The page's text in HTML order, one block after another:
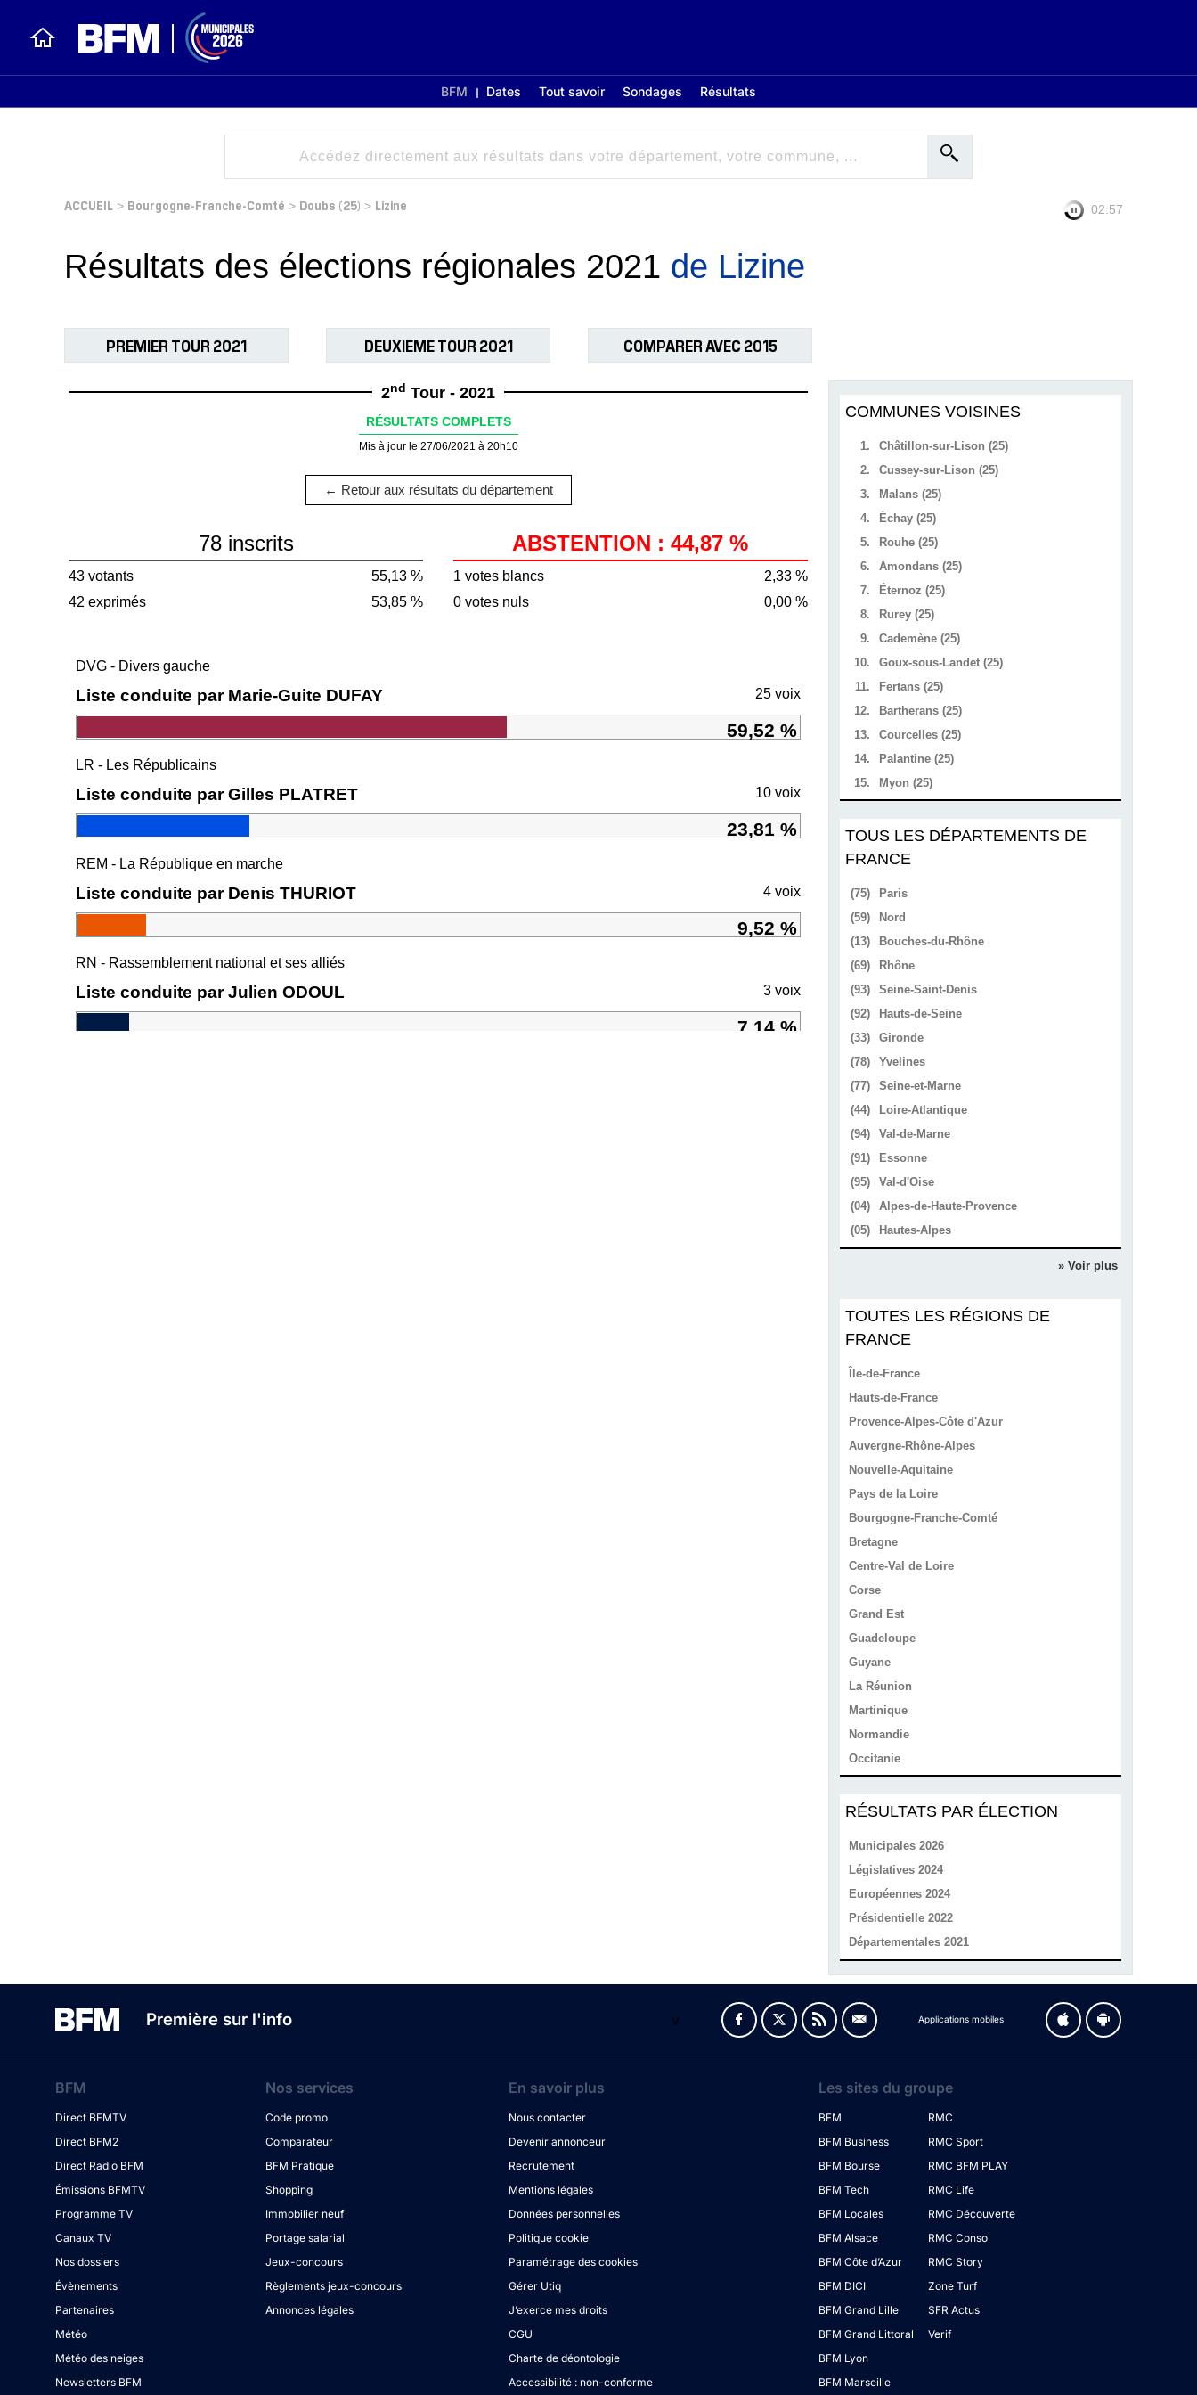
BFM Dates Tout savoir Sondages Résultats
ACCUEIL > Bourgogne-Franche-Comté > Doubs (25) > Lizine 02:56
Résultats des élections régionales 2021 de Lizine
PREMIER TOUR 2021 DEUXIEME TOUR 2021 COMPARER AVEC 2015
2nd Tour - 2021
RÉSULTATS COMPLETS
Mis à jour le 27/06/2021 à 20h10
← Retour aux résultats du département
78 inscrits
43 votants
55,13 %
42 exprimés
53,85 %
ABSTENTION : 44,87 %
1 votes blancs
2,33 %
0 votes nuls
0,00 %
DVG - Divers gauche
Liste conduite par Marie-Guite DUFAY 25 voix
59,52 %
LR - Les Républicains
Liste conduite par Gilles PLATRET 10 voix
23,81 %
REM - La République en marche
Liste conduite par Denis THURIOT 4 voix
9,52 %
RN - Rassemblement national et ses alliés
Liste conduite par Julien ODOUL 3 voix
7,14 %
COMMUNES VOISINES
1.
Châtillon-sur-Lison (25)
2.
Cussey-sur-Lison (25)
3.
Malans (25)
4.
Échay (25)
5.
Rouhe (25)
6.
Amondans (25)
7.
Éternoz (25)
8.
Rurey (25)
9.
Cademène (25)
10.
Goux-sous-Landet (25)
11.
Fertans (25)
12.
Bartherans (25)
13.
Courcelles (25)
14.
Palantine (25)
15.
Myon (25)
TOUS LES DÉPARTEMENTS DE
FRANCE
(75)
Paris
(59)
Nord
(13)
Bouches-du-Rhône
(69)
Rhône
(93)
Seine-Saint-Denis
(92)
Hauts-de-Seine
(33)
Gironde
(78)
Yvelines
(77)
Seine-et-Marne
(44)
Loire-Atlantique
(94)
Val-de-Marne
(91)
Essonne
(95)
Val-d'Oise
(04)
Alpes-de-Haute-Provence
(05)
Hautes-Alpes
» Voir plus
TOUTES LES RÉGIONS DE
FRANCE
Île-de-France
Hauts-de-France
Provence-Alpes-Côte d'Azur
Auvergne-Rhône-Alpes
Nouvelle-Aquitaine
Pays de la Loire
Bourgogne-Franche-Comté
Bretagne
Centre-Val de Loire
Corse
Grand Est
Guadeloupe
Guyane
La Réunion
Martinique
Normandie
Occitanie
RÉSULTATS PAR ÉLECTION
Municipales 2026
Législatives 2024
Européennes 2024
Présidentielle 2022
Départementales 2021
Première sur l'info v Applications mobiles
BFM
Direct BFMTV
Direct BFM2
Direct Radio BFM
Émissions BFMTV
Programme TV
Canaux TV
Nos dossiers
Évènements
Partenaires
Météo
Météo des neiges
Newsletters BFM
Nos services
Code promo
Comparateur
BFM Pratique
Shopping
Immobilier neuf
Portage salarial
Jeux-concours
Règlements jeux-concours
Annonces légales
En savoir plus
Nous contacter
Devenir annonceur
Recrutement
Mentions légales
Données personnelles
Politique cookie
Paramétrage des cookies
Gérer Utiq
J’exerce mes droits
CGU
Charte de déontologie
Accessibilité : non-conforme
Les sites du groupe
BFM
BFM Business
BFM Bourse
BFM Tech
BFM Locales
BFM Alsace
BFM Côte d’Azur
BFM DICI
BFM Grand Lille
BFM Grand Littoral
BFM Lyon
BFM Marseille
RMC
RMC Sport
RMC BFM PLAY
RMC Life
RMC Découverte
RMC Conso
RMC Story
Zone Turf
SFR Actus
Verif